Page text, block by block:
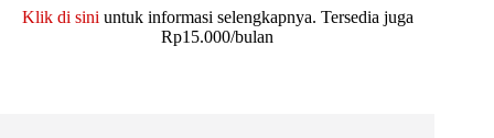
Klik di sini untuk informasi selengkapnya. Tersedia juga
Rp15.000/bulan